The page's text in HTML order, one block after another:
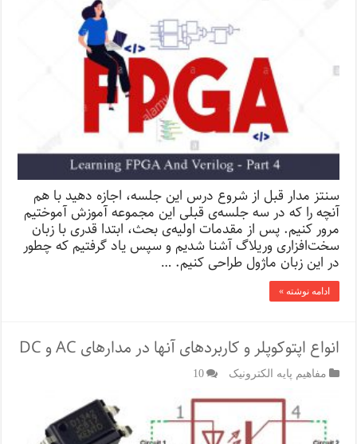
سنتز مدار قبل از شروع درس این جلسه، اجازه دهید با هم
آنچه را که در سه جلسه‌ی قبلی این مجموعه آموزش آموختیم
مرور کنیم. پس از مقدمات اولیه‌ی بحث، ابتدا قدری با زبان
سخت‌افزاری وریلاگ آشنا شدیم و سپس یاد گرفتیم که چطور
در این زبان ماژول طراحی کنیم. …
ادامه نوشته »
انواع اپتوکوپلر و کاربردهای آنها در مدارهای AC و DC
مفاهیم پایه الکترونیک 10